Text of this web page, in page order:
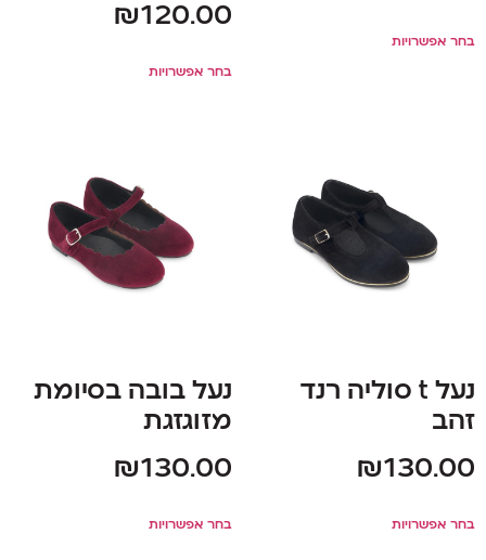
בחר אפשרויות
₪120.00
בחר אפשרויות
נעל t סוליה רנד
זהב
₪130.00
בחר אפשרויות
נעל בובה בסיומת
מזוגזגת
₪130.00
בחר אפשרויות